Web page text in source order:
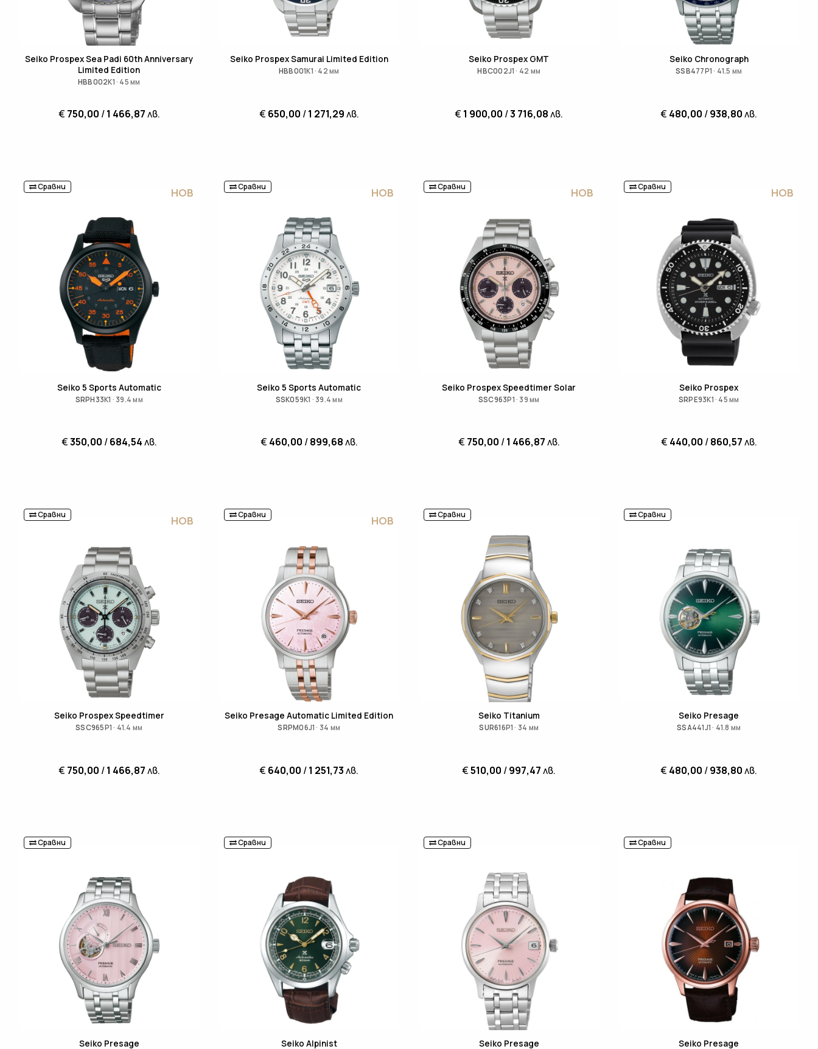
Seiko Prospex Sea Padi 60th Anniversary
Limited Edition
HBB002K1 · 45 мм
€ 750,00 /1 466,87лв.
Seiko Prospex Samurai Limited Edition
HBB001K1 · 42 мм
€ 650,00 /1 271,29лв.
Seiko Prospex GMT
HBC002J1 · 42 мм
€ 1 900,00 /3 716,08лв.
Seiko Chronograph
SSB477P1 · 41.5 мм
€ 480,00 /938,80лв.
Сравни НОВ
Seiko 5 Sports Automatic
SRPH33K1 · 39.4 мм
€350,00 /684,54лв.
Сравни НОВ
Seiko 5 Sports Automatic
SSK059K1 · 39.4 мм
€ 460,00 /899,68лв.
Сравни НОВ
Seiko Prospex Speedtimer Solar
SSC963P1 · 39 мм
€ 750,00 /1 466,87лв.
Сравни НОВ
Seiko Prospex
SRPE93K1 · 45 мм
€ 440,00 /860,57лв.
Сравни НОВ
Seiko Prospex Speedtimer
SSC965P1 · 41.4 мм
€ 750,00 /1 466,87лв.
Сравни НОВ
Seiko Presage Automatic Limited Edition
SRPM06J1 · 34 мм
€ 640,00 /1 251,73лв.
Сравни
Seiko Titanium
SUR616P1 · 34 мм
€510,00 /997,47лв.
Сравни
Seiko Presage
SSA441J1 · 41.8 мм
€ 480,00 /938,80лв.
Сравни
Seiko Presage
Сравни
Seiko Alpinist
Сравни
Seiko Presage
Сравни
Seiko Presage